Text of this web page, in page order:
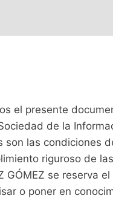
el presente
de la
son las condiciones
riguroso de las
GÓMEZ se reserva
o poner en